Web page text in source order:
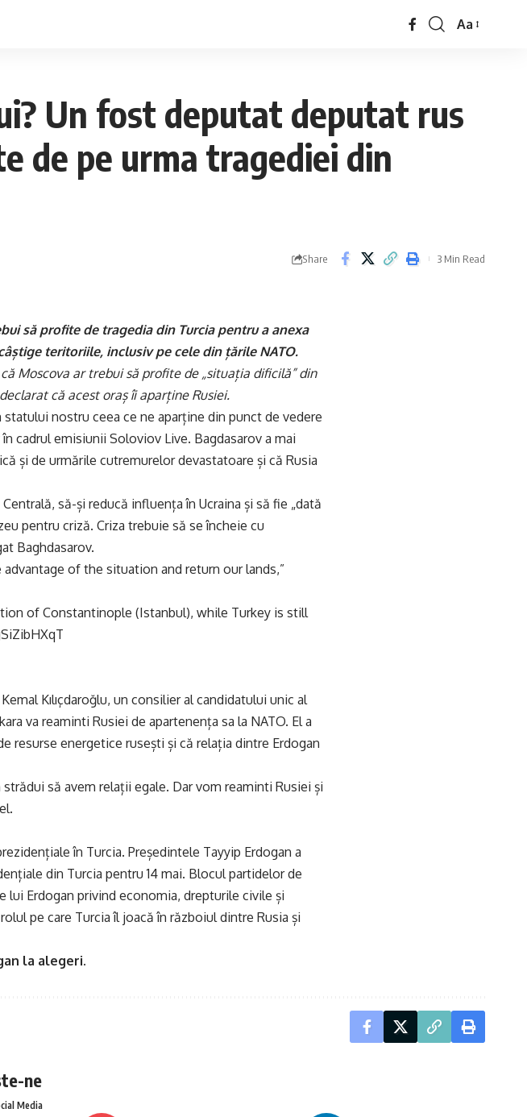
Aa
Un fost deputat deputat rus
de pe urma tragediei din
Share 3 Min Read
să profite de tragedia din Turcia pentru a anexa
teritoriile, inclusiv pe cele din țările NATO.
Moscova ar trebui să profite de „situația dificilă” din
că acest oraș îi aparține Rusiei.
nostru ceea ce ne aparține din punct de vedere
cadrul emisiunii Soloviov Live. Bagdasarov a mai
și de urmările cutremurelor devastatoare și că Rusia
să-și reducă influența în Ucraina și să fie „dată
pentru criză. Criza trebuie să se încheie cu
Baghdasarov.
advantage of the situation and return our lands,”
of Constantinople (Istanbul), while Turkey is still
Kılıçdaroğlu, un consilier al candidatului unic al
va reaminti Rusiei de apartenența sa la NATO. El a
resurse energetice rusești și că relația dintre Erdogan
să avem relații egale. Dar vom reaminti Rusiei și
în Turcia. Președintele Tayyip Erdogan a
din Turcia pentru 14 mai. Blocul partidelor de
Erdogan privind economia, drepturile civile și
pe care Turcia îl joacă în războiul dintre Rusia și
la alegeri.
ne
Media